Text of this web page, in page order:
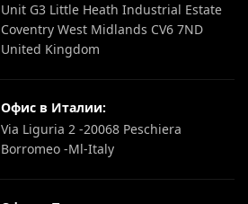
Unit G3 Little Heath Industrial Estate
Coventry West Midlands CV6 7ND
United Kingdom
Офис в Италии:
Via Liguria 2 -20068 Peschiera
Borromeo -Ml-Italy